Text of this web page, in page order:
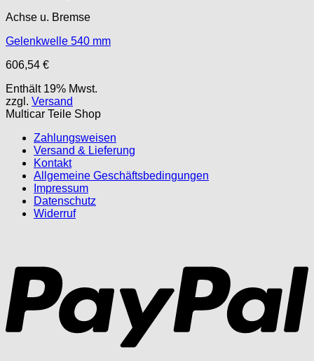
Achse u. Bremse
Gelenkwelle 540 mm
606,54 €
Enthält 19% Mwst.
zzgl. Versand
Multicar Teile Shop
Zahlungsweisen
Versand & Lieferung
Kontakt
Allgemeine Geschäftsbedingungen
Impressum
Datenschutz
Widerruf